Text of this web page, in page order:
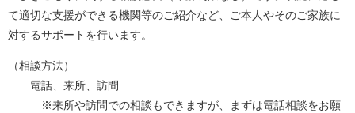
て適切な支援ができる機関等のご紹介など、ご本人やそのご家族に
対するサポートを行います。
（相談方法）
電話、来所、訪問
※来所や訪問での相談もできますが、まずは電話相談をお願